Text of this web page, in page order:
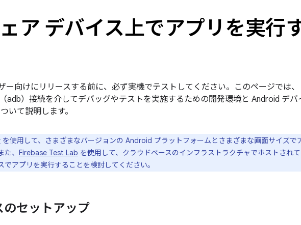
ア デバイス上でアプリを実行
ー向けにリリースする前に、必ず実機でテストしてください。このページでは、
adb）接続を介してデバッグやテストを実施するための開発環境と Android デバ
いて説明します。
を使用して、さまざまなバージョンの Android プラットフォームとさまざまな画面サイズで
、 Firebase Test Lab を使用して、クラウドベースのインフラストラクチャでホストされ
アプリを実行することを検討してください。
のセットアップ